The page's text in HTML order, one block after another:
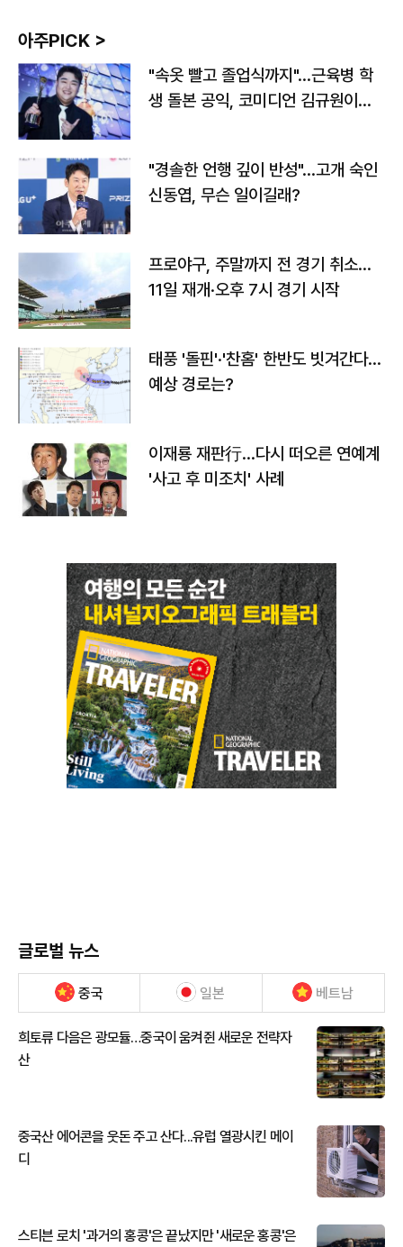
아주PICK >
"속옷 빨고 졸업식까지"…근육병 학
생 돌본 공익, 코미디언 김규원이었
"경솔한 언행 깊이 반성"…고개 숙인
신동엽, 무슨 일이길래?
프로야구, 주말까지 전 경기 취소…
11일 재개·오후 7시 경기 시작
태풍 '돌핀'·'찬홈' 한반도 빗겨간다…
예상 경로는?
이재룡 재판行…다시 떠오른 연예계
'사고 후 미조치' 사례
글로벌 뉴스
중국 일본 베트남
희토류 다음은 광모듈…중국이 움켜쥔 새로운 전략자
산
중국산 에어콘을 웃돈 주고 산다...유럽 열광시킨 메이
디
스티븐 로치 '과거의 홍콩'은 끝났지만 '새로운 홍콩'은